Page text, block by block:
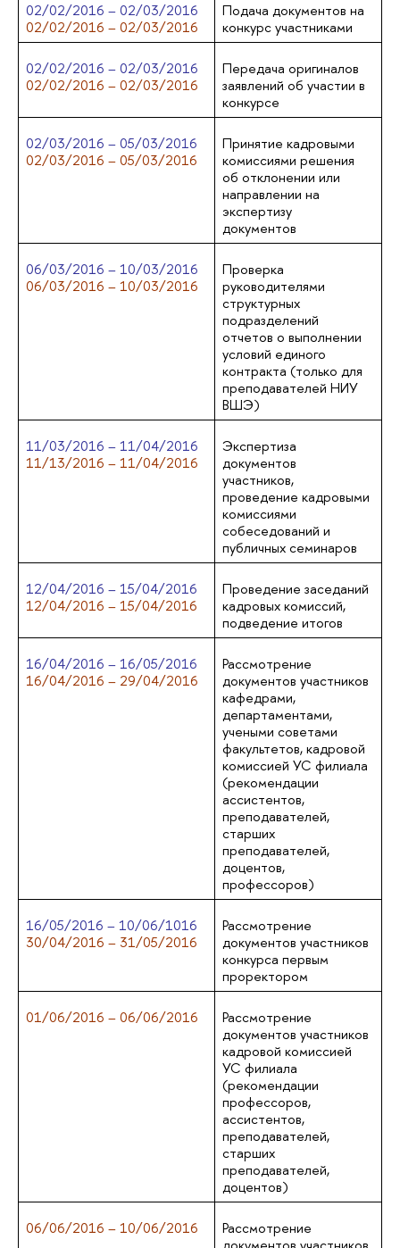
02/02/2016 – 02/03/2016
02/02/2016 – 02/03/2016
Подача документов на
конкурс участниками
02/02/2016 – 02/03/2016
02/02/2016 – 02/03/2016
Передача оригиналов
заявлений об участии в
конкурсе
02/03/2016 – 05/03/2016
02/03/2016 – 05/03/2016
Принятие кадровыми
комиссиями решения
об отклонении или
направлении на
экспертизу
документов
06/03/2016 – 10/03/2016
06/03/2016 – 10/03/2016
Проверка
руководителями
структурных
подразделений
отчетов о выполнении
условий единого
контракта (только для
преподавателей НИУ
ВШЭ)
11/03/2016 – 11/04/2016
11/13/2016 – 11/04/2016
Экспертиза
документов
участников,
проведение кадровыми
комиссиями
собеседований и
публичных семинаров
12/04/2016 – 15/04/2016
12/04/2016 – 15/04/2016
Проведение заседаний
кадровых комиссий,
подведение итогов
16/04/2016 – 16/05/2016
16/04/2016 – 29/04/2016
Рассмотрение
документов участников
кафедрами,
департаментами,
учеными советами
факультетов, кадровой
комиссией УС филиала
(рекомендации
ассистентов,
преподавателей,
старших
преподавателей,
доцентов,
профессоров)
16/05/2016 – 10/06/1016
30/04/2016 – 31/05/2016
Рассмотрение
документов участников
конкурса первым
проректором
01/06/2016 – 06/06/2016
Рассмотрение
документов участников
кадровой комиссией
УС филиала
(рекомендации
профессоров,
ассистентов,
преподавателей,
старших
преподавателей,
доцентов)
06/06/2016 – 10/06/2016
Рассмотрение